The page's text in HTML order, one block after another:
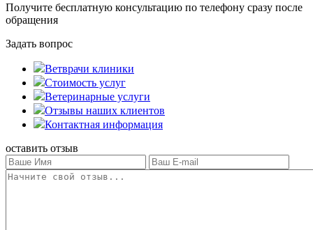
Получите бесплатную консультацию по телефону сразу после
обращения
Задать вопрос
Ветврачи клиники
Стоимость услуг
Ветеринарные услуги
Отзывы наших клиентов
Контактная информация
оставить отзыв